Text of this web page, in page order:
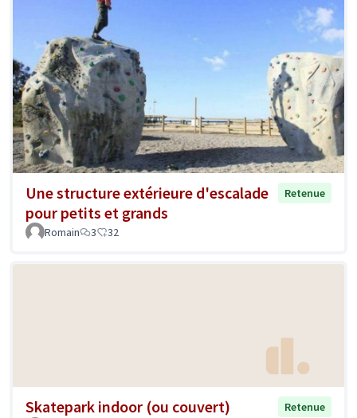
Une structure extérieure d'escalade
pour petits et grands
Retenue
Romain 3 32
Skatepark indoor (ou couvert)
Retenue